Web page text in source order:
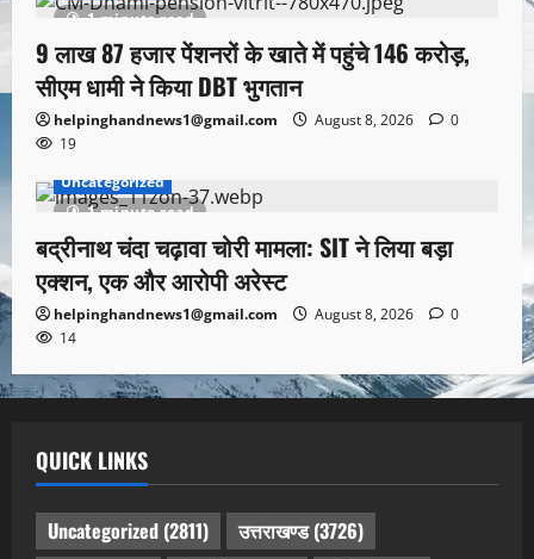
1 minute read
9 लाख 87 हजार पेंशनरों के खाते में पहुंचे 146 करोड़,
सीएम धामी ने किया DBT भुगतान
helpinghandnews1@gmail.com August 8, 2026
0
19
1 minute read
Uncategorized
बद्रीनाथ चंदा चढ़ावा चोरी मामला: SIT ने लिया बड़ा
एक्शन, एक और आरोपी अरेस्ट
helpinghandnews1@gmail.com August 8, 2026
0
14
QUICK LINKS
Uncategorized (2811) उत्तराखण्ड(3726)